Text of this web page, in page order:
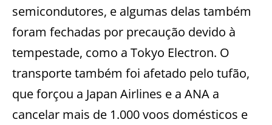
semicondutores, e algumas delas também
foram fechadas por precaução devido à
tempestade, como a Tokyo Electron. O
transporte também foi afetado pelo tufão,
que forçou a Japan Airlines e a ANA a
cancelar mais de 1.000 voos domésticos e